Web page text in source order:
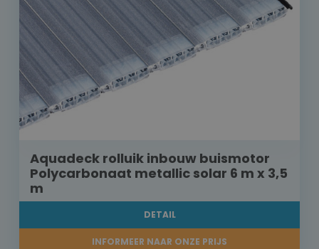
Aquadeck rolluik inbouw buismotor
Polycarbonaat metallic solar 6 m x 3,5
m
DETAIL
INFORMEER NAAR ONZE PRIJS